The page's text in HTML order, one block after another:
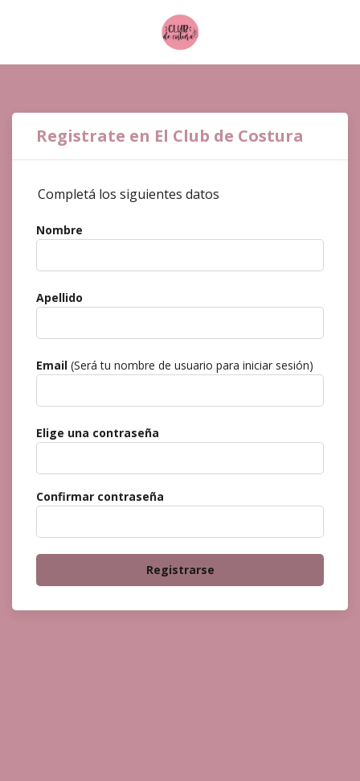
Registrate en El Club de Costura
Completá los siguientes datos
Nombre
Apellido
Email (Será tu nombre de usuario para iniciar sesión)
Elige una contraseña
Confirmar contraseña
Registrarse